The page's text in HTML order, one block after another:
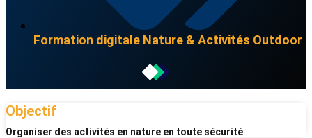
Formation digitale Nature & Activités Outdoor
Objectif
Organiser des activités en nature en toute sécurité